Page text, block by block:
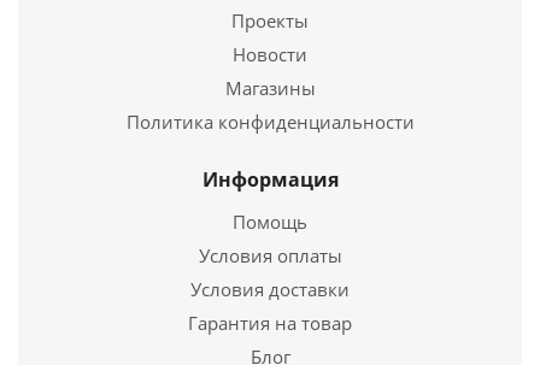
30 000руб.
Подробнее
Проекты
Новости
Магазины
Политика конфиденциальности
Информация
Помощь
Условия оплаты
Условия доставки
Гарантия на товар
Блог